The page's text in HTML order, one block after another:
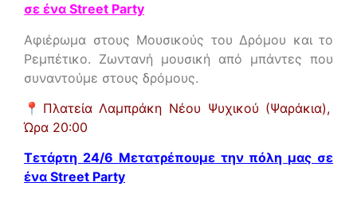
σε ένα Street Party
Αφιέρωμα στους Μουσικούς του Δρόμου και το
Ρεμπέτικο. Ζωντανή μουσική από μπάντες που
συναντούμε στους δρόμους.
📍 Πλατεία Λαμπράκη Νέου Ψυχικού (Ψαράκια),
Ώρα 20:00
Τετάρτη 24/6 Μετατρέπουμε την πόλη μας σε
ένα Street Party